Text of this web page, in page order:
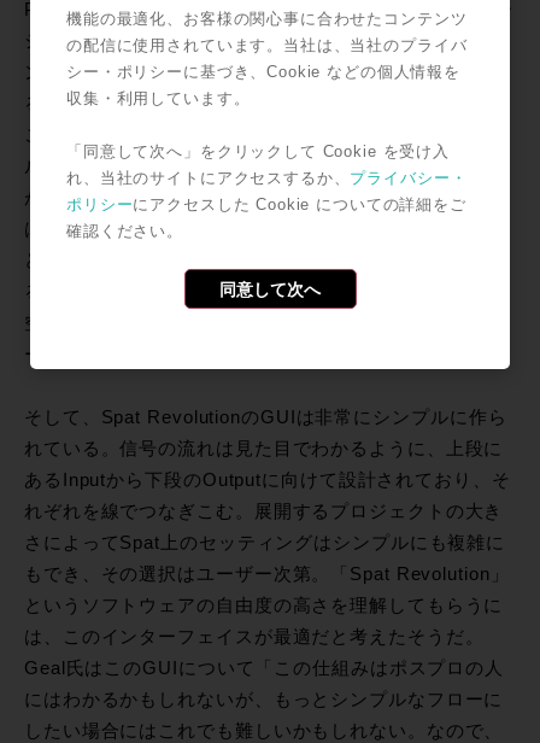
Pure Analyzerはスタンドアローンで動作するアプリケー
ションだが、パスで使われているエンジンや、メータリ
ング、Nebraに見られる空間的広がりをビジュアル化す
る機能など、優れたGUIと視認性の高さで評価も高い。
ここで培われた「自由度は非常に高いが、いかにシンプ
ルに見せるか」というポイントは現在の開発にも引き継
がれており、Spat Revolutionへ搭載されたNebra機能
は、空間でどの周波数帯域の音がどれくらいのパワーで
どの方向へ向かって鳴っているか、を視覚的に確認でき
る。まさに「音を可視化する」機能なのである。3D立体
空間の表現において、このような機能を持ったアプリケ
ーションはおそらく世界初だろう。
そして、Spat RevolutionのGUIは非常にシンプルに作ら
れている。信号の流れは見た目でわかるように、上段に
あるInputから下段のOutputに向けて設計されており、そ
れぞれを線でつなぎこむ。展開するプロジェクトの大き
さによってSpat上のセッティングはシンプルにも複雑に
もでき、その選択はユーザー次第。「Spat Revolution」
というソフトウェアの自由度の高さを理解してもらうに
は、このインターフェイスが最適だと考えたそうだ。
Geal氏はこのGUIについて「この仕組みはポスプロの人
にはわかるかもしれないが、もっとシンプルなフローに
したい場合にはこれでも難しいかもしれない。なので、
機能の最適化、お客様の関心事に合わせたコンテンツ
の配信に使用されています。当社は、当社のプライバ
シー・ポリシーに基づき、Cookie などの個人情報を
収集・利用しています。
「同意して次へ」をクリックして Cookie を受け入
れ、当社のサイトにアクセスするか、 プライバシー・
ポリシーにアクセスした Cookie についての詳細をご
確認ください。
同意して次へ